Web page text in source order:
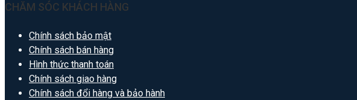
CHĂM SÓC KHÁCH HÀNG
Chính sách bảo mật
Chính sách bán hàng
Hình thức thanh toán
Chính sách giao hàng
Chính sách đổi hàng và bảo hành